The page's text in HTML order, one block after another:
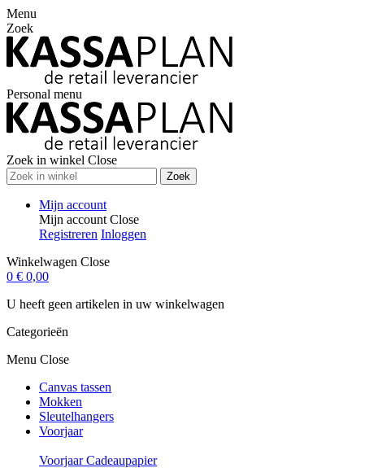
Menu
Zoek
Personal menu
Zoek in winkel Close
Zoek
Mijn account
Mijn account Close
Registreren Inloggen
Winkelwagen Close
0 € 0,00
U heeft geen artikelen in uw winkelwagen
Categorieën
Menu Close
Canvas tassen
Mokken
Sleutelhangers
Voorjaar
Voorjaar Cadeaupapier